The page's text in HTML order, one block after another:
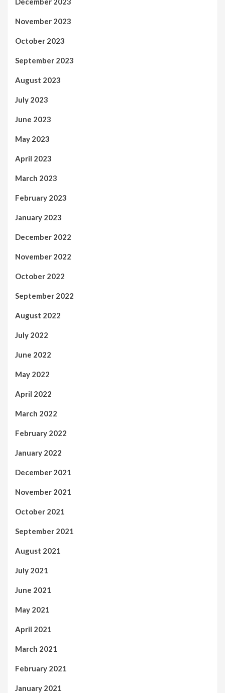
November 2023
October 2023
September 2023
August 2023
July 2023
June 2023
May 2023
April 2023
March 2023
February 2023
January 2023
December 2022
November 2022
October 2022
September 2022
August 2022
July 2022
June 2022
May 2022
April 2022
March 2022
February 2022
January 2022
December 2021
November 2021
October 2021
September 2021
August 2021
July 2021
June 2021
May 2021
April 2021
March 2021
February 2021
January 2021